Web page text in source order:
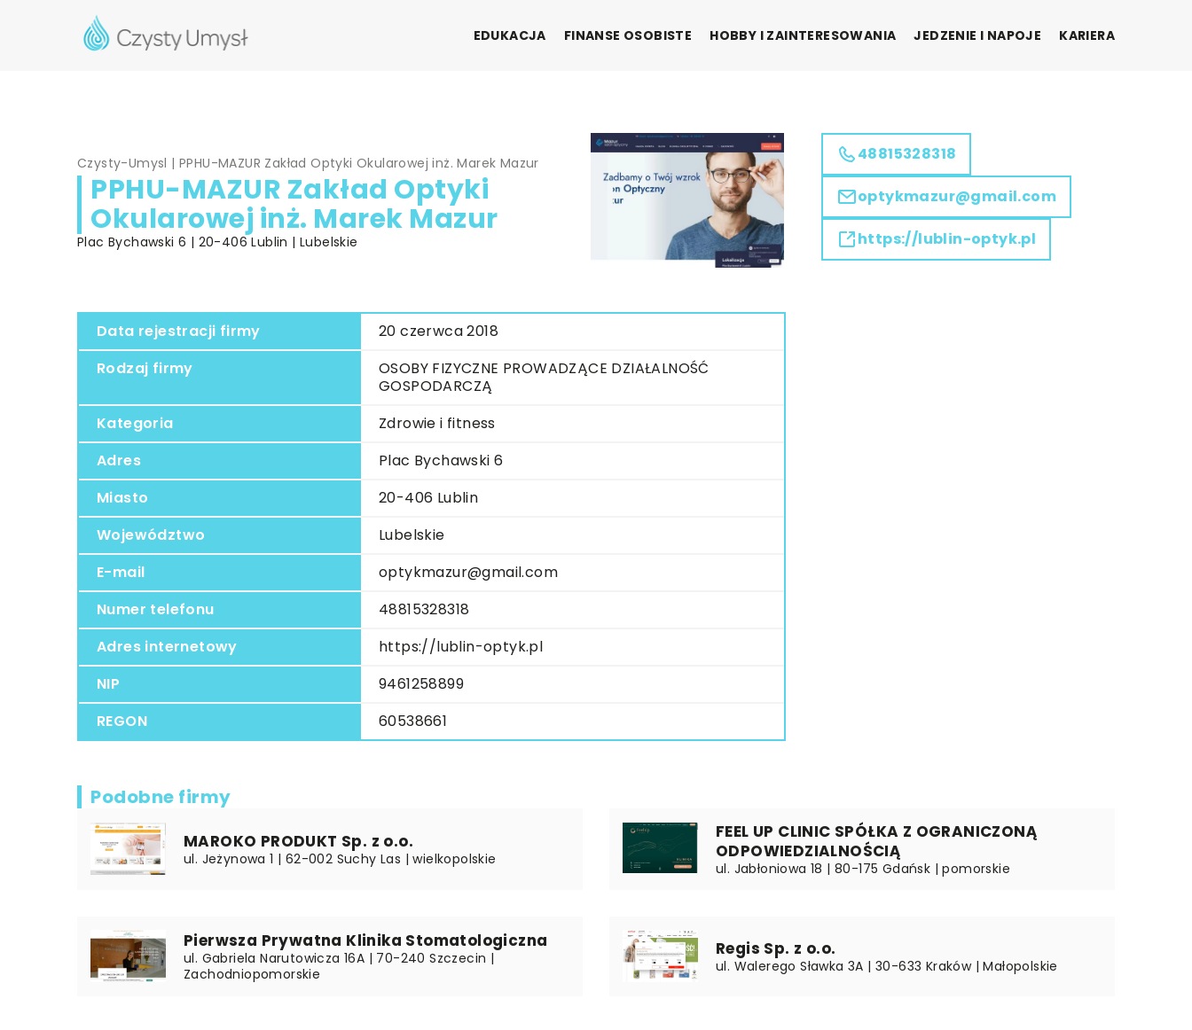
EDUKACJA FINANSE OSOBISTE HOBBY I ZAINTERESOWANIA JEDZENIE I NAPOJE KARIERA
Czysty-Umysl |PPHU-MAZUR Zakład Optyki Okularowej inż. Marek Mazur
PPHU-MAZUR Zakład Optyki
Okularowej inż. Marek Mazur
Plac Bychawski 6 | 20-406 Lublin | Lubelskie
Data rejestracji firmy
20 czerwca 2018
Rodzaj firmy
OSOBY FIZYCZNE PROWADZĄCE DZIAŁALNOŚĆ
GOSPODARCZĄ
Kategoria
Zdrowie i fitness
Adres
Plac Bychawski 6
Miasto
20-406 Lublin
Województwo
Lubelskie
E-mail
optykmazur@gmail.com
Numer telefonu
48815328318
Adres internetowy
https://lublin-optyk.pl
NIP
9461258899
REGON
60538661
48815328318
optykmazur@gmail.com
https://lublin-optyk.pl
Podobne firmy
MAROKO PRODUKT Sp. z o.o.
ul. Jeżynowa 1 | 62-002 Suchy Las | wielkopolskie
FEEL UP CLINIC SPÓŁKA Z OGRANICZONĄ
ODPOWIEDZIALNOŚCIĄ
ul. Jabłoniowa 18 | 80-175 Gdańsk | pomorskie
Pierwsza Prywatna Klinika Stomatologiczna
ul. Gabriela Narutowicza 16A | 70-240 Szczecin |
Zachodniopomorskie
Regis Sp. z o.o.
ul. Walerego Sławka 3A | 30-633 Kraków | Małopolskie